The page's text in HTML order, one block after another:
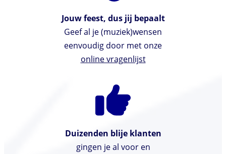
Jouw feest, dus jij bepaalt
Geef al je (muziek)wensen
eenvoudig door met onze
online vragenlijst
Duizenden blije klanten
gingen je al voor en